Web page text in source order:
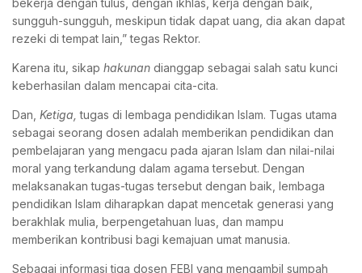
bekerja dengan tulus, dengan ikhlas, kerja dengan baik,
sungguh-sungguh, meskipun tidak dapat uang, dia akan dapat
rezeki di tempat lain,” tegas Rektor.
Karena itu, sikap hakunan dianggap sebagai salah satu kunci
keberhasilan dalam mencapai cita-cita.
Dan, Ketiga, tugas di lembaga pendidikan Islam. Tugas utama
sebagai seorang dosen adalah memberikan pendidikan dan
pembelajaran yang mengacu pada ajaran Islam dan nilai-nilai
moral yang terkandung dalam agama tersebut. Dengan
melaksanakan tugas-tugas tersebut dengan baik, lembaga
pendidikan Islam diharapkan dapat mencetak generasi yang
berakhlak mulia, berpengetahuan luas, dan mampu
memberikan kontribusi bagi kemajuan umat manusia.
Sebagai informasi tiga dosen FEBI yang mengambil sumpah